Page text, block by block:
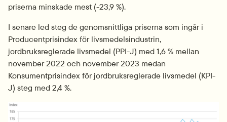
priserna minskade mest (-23,9 %).
I senare led steg de genomsnittliga priserna som ingår i
Producentprisindex för livsmedelsindustrin,
jordbruksreglerade livsmedel (PPI-J) med 1,6 % mellan
november 2022 och november 2023 medan
Konsumentprisindex för jordbruksreglerade livsmedel (KPI-
J) steg med 2,4 %.